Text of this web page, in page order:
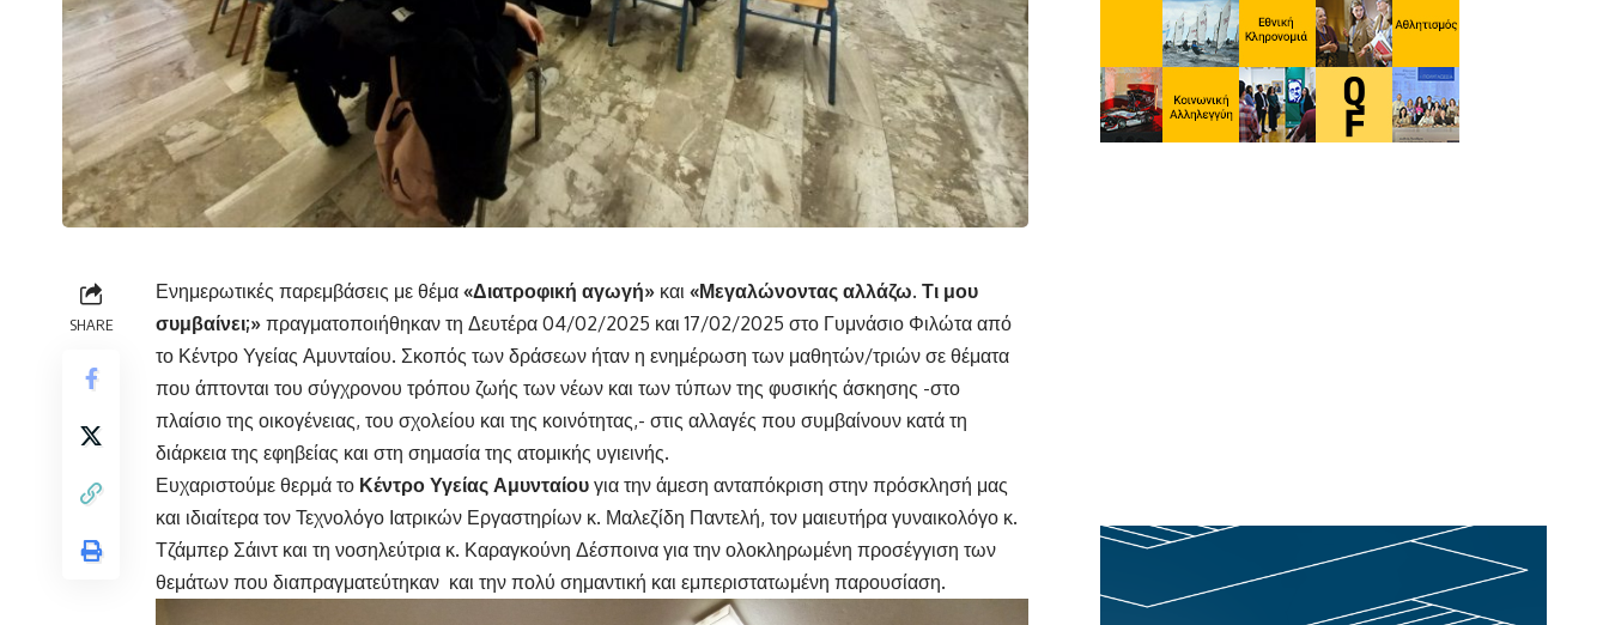
SHARE
Ενημερωτικές παρεμβάσεις με θέμα «Διατροφική αγωγή» και «Μεγαλώνοντας αλλάζω. Τι μου
συμβαίνει;» πραγματοποιήθηκαν τη Δευτέρα 04/02/2025 και 17/02/2025 στο Γυμνάσιο Φιλώτα από
το Κέντρο Υγείας Αμυνταίου. Σκοπός των δράσεων ήταν η ενημέρωση των μαθητών/τριών σε θέματα
που άπτονται του σύγχρονου τρόπου ζωής των νέων και των τύπων της φυσικής άσκησης -στο
πλαίσιο της οικογένειας, του σχολείου και της κοινότητας,- στις αλλαγές που συμβαίνουν κατά τη
διάρκεια της εφηβείας και στη σημασία της ατομικής υγιεινής.
Ευχαριστούμε θερμά το Κέντρο Υγείας Αμυνταίου για την άμεση ανταπόκριση στην πρόσκλησή μας
και ιδιαίτερα τον Τεχνολόγο Ιατρικών Εργαστηρίων κ. Μαλεζίδη Παντελή, τον μαιευτήρα γυναικολόγο κ.
Τζάμπερ Σάιντ και τη νοσηλεύτρια κ. Καραγκούνη Δέσποινα για την ολοκληρωμένη προσέγγιση των
θεμάτων που διαπραγματεύτηκαν και την πολύ σημαντική και εμπεριστατωμένη παρουσίαση.